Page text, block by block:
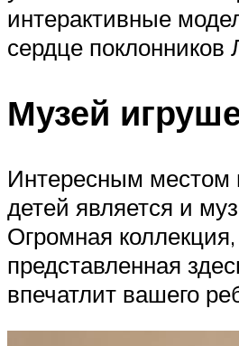
интерактивные
сердце поклонников
Музей
Интересным местом
детей является и
Огромная коллекция,
представленная
впечатлит вашего